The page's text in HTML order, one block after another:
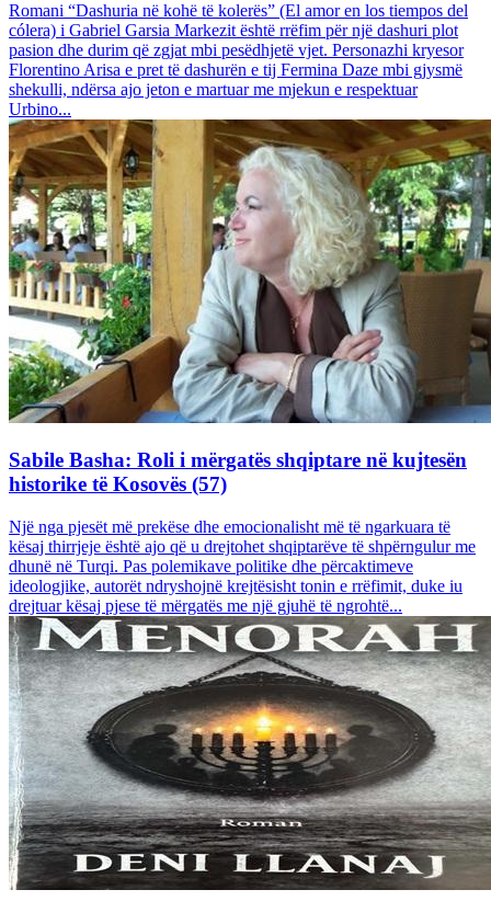
Romani “Dashuria në kohë të kolerës” (El amor en los tiempos del
cólera) i Gabriel Garsia Markezit është rrëfim për një dashuri plot
pasion dhe durim që zgjat mbi pesëdhjetë vjet. Personazhi kryesor
Florentino Arisa e pret të dashurën e tij Fermina Daze mbi gjysmë
shekulli, ndërsa ajo jeton e martuar me mjekun e respektuar
Urbino...
Sabile Basha: Roli i mërgatës shqiptare në kujtesën
historike të Kosovës (57)
Një nga pjesët më prekëse dhe emocionalisht më të ngarkuara të
kësaj thirrjeje është ajo që u drejtohet shqiptarëve të shpërngulur me
dhunë në Turqi. Pas polemikave politike dhe përcaktimeve
ideologjike, autorët ndryshojnë krejtësisht tonin e rrëfimit, duke iu
drejtuar kësaj pjese të mërgatës me një gjuhë të ngrohtë...